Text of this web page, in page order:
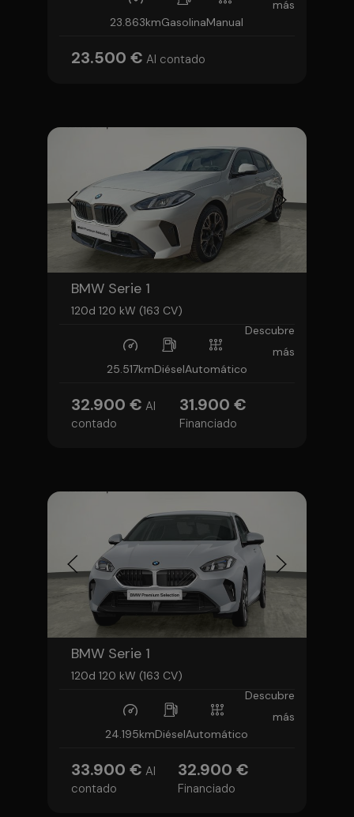
23.863kmGasolinaManual
23.500 € Al contado
más
BMW Serie 1
120d 120 kW (163 CV)
25.517kmDiéselAutomático
32.900 € Al
contado
31.900 €
Financiado
Descubre
más
BMW Serie 1
120d 120 kW (163 CV)
24.195kmDiéselAutomático
33.900 € Al
contado
32.900 €
Financiado
Descubre
más